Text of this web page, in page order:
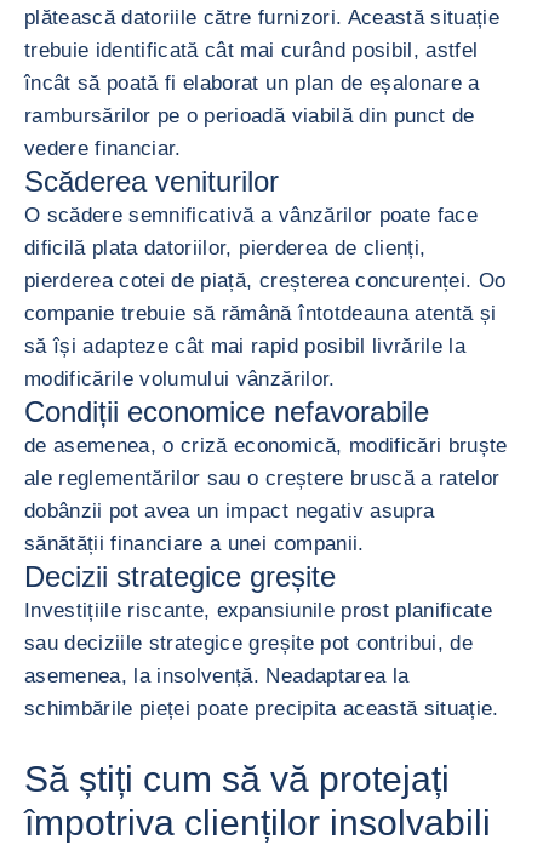
plătească datoriile către furnizori. Această situație
trebuie identificată cât mai curând posibil, astfel
încât să poată fi elaborat un plan de eșalonare a
rambursărilor pe o perioadă viabilă din punct de
vedere financiar.
Scăderea veniturilor
O scădere semnificativă a vânzărilor poate face
dificilă plata datoriilor, pierderea de clienți,
pierderea cotei de piață, creșterea concurenței. Oo
companie trebuie să rămână întotdeauna atentă și
să își adapteze cât mai rapid posibil livrările la
modificările volumului vânzărilor.
Condiții economice nefavorabile
de asemenea, o criză economică, modificări bruște
ale reglementărilor sau o creștere bruscă a ratelor
dobânzii pot avea un impact negativ asupra
sănătății financiare a unei companii.
Decizii strategice greșite
Investițiile riscante, expansiunile prost planificate
sau deciziile strategice greșite pot contribui, de
asemenea, la insolvență. Neadaptarea la
schimbările pieței poate precipita această situație.
Să știți cum să vă protejați
împotriva clienților insolvabili